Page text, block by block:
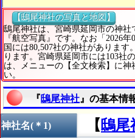
【鴟尾神社の写真と地図】
鴟尾神社は、宮崎県延岡市の神
『航空写真』です。なお「2026
国には80,507社の神社があります
ります。宮崎県延岡市には103社
は、メニューの【全文検索】に神
い。
『鴟尾神社 』の基本情
神社名(＊1) 【鴟尾